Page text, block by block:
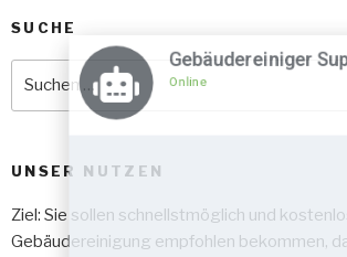
SUCHE
UNSER NUTZEN
Ziel: Sie sollen schnellstmöglich und
Gebäudereinigung empfohlen bekommen,
Gebäudereiniger